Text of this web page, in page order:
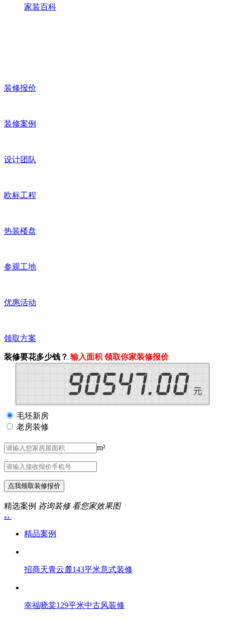
家装百科
装修报价
装修案例
设计团队
欧标工程
热装楼盘
参观工地
优惠活动
领取方案
装修要花多少钱？ 输入面积 领取你家装修报价
毛坯新房
老房装修
m²
点我领取装修报价
精选案例 咨询装修 看您家效果图
更多>
精品案例
招商天青云麓143平米意式装修
幸福晓棠129平米中古风装修